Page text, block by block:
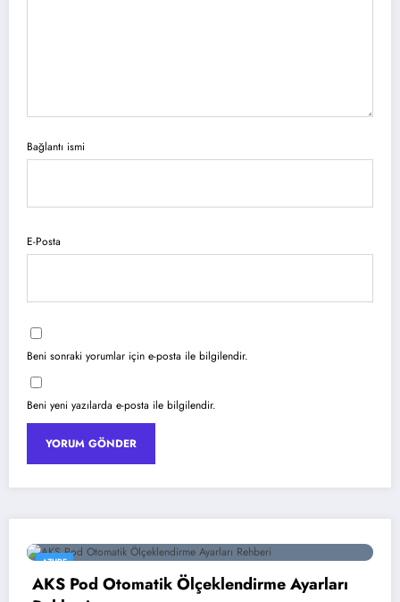
Bağlantı ismi
E-Posta
Beni sonraki yorumlar için e-posta ile bilgilendir.
Beni yeni yazılarda e-posta ile bilgilendir.
Ayarları
YAPAY ZEKA
Google Gemini 3 ile